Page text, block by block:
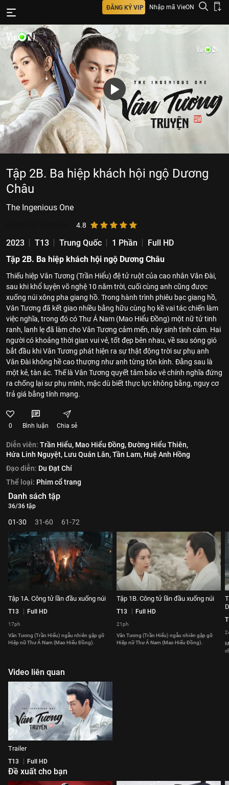
ĐĂNG KÝ VIP Nhập mã VieON
Tập 2B. Ba hiệp khách hội ngộ Dương
Châu
The Ingenious One
4.8
2023 T13 Trung Quốc 1 Phần
Full HD
Tập 2B. Ba hiệp khách hội ngộ Dương Châu
Thiếu hiệp Vân Tương (Trần Hiểu) đệ tử ruột của cao nhân Vân Đài,
sau khi khổ luyện võ nghệ 10 năm trời, cuối cùng anh cũng được
xuống núi xông pha giang hồ. Trong hành trình phiêu bạc giang hồ,
Vân Tương đã kết giao nhiều bằng hữu cùng họ kề vai tác chiến làm
việc nghĩa, trong đó có Thư Á Nam (Mao Hiểu Đồng) một nữ tử tinh
ranh, lanh lẹ đã làm cho Vân Tương cảm mến, nảy sinh tình cảm. Hai
người có khoảng thời gian vui vẻ, tốt đẹp bên nhau, về sau sóng gió
bắt đầu khi Vân Tương phát hiện ra sự thật động trời sư phụ anh
Vân Đài không hề cao thượng như anh từng tôn kính. Đằng sau là
một kẻ, tàn ác. Thế là Vân Tương quyết tâm bảo vê chính nghĩa đứng
ra chống lại sư phụ mình, mặc dù biết thực lực không bằng, nguy cơ
trả giá bằng tính mạng.
0 Bình luận Chia sẻ
Diễn viên: Trần Hiểu, Mao Hiểu Đồng,Đường Hiểu Thiên,
Hứa Linh Nguyệt, Lưu Quán Lân,Tần Lam, Huệ Anh Hồng
Đạo diễn: Du Đạt Chí
Thể loại: Phim cổ trang
Danh sách tập
36/36 tập
01-30 31-60 61-72
Tập 1A. Công tử lần đầu xuống núi
T13 Full HD
17ph
Vân Tương (Trần Hiểu) ngẫu nhiên gặp gỡ
Hiệp nữ Thư Á Nam (Mao Hiểu Đồng).
Tập 1B. Công tử lần đầu xuống núi
T13 Full HD
21ph
Vân Tương (Trần Hiểu) ngẫu nhiên gặp gỡ
Hiệp nữ Thư Á Nam (Mao Hiểu Đồng).
Video liên quan
Trailer
T13 Full HD
Đề xuất cho bạn